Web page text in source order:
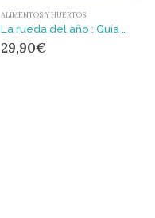
ALIMENTOS Y HUERTOS
La rueda del año : Guía ilustrada para celebrar los ritmos de la naturaleza
29,90€